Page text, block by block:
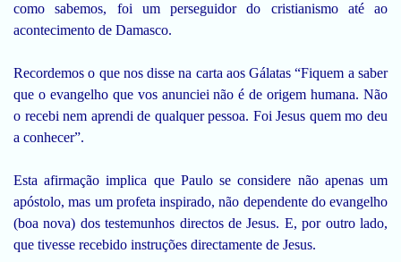
como sabemos, foi um perseguidor do cristianismo até ao
acontecimento de Damasco.
Recordemos o que nos disse na carta aos Gálatas “Fiquem a saber
que o evangelho que vos anunciei não é de origem humana. Não
o recebi nem aprendi de qualquer pessoa. Foi Jesus quem mo deu
a conhecer”.
Esta afirmação implica que Paulo se considere não apenas um
apóstolo, mas um profeta inspirado, não dependente do evangelho
(boa nova) dos testemunhos directos de Jesus. E, por outro lado,
que tivesse recebido instruções directamente de Jesus.